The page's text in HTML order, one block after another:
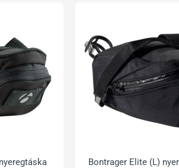
Bontrager Elite (L)